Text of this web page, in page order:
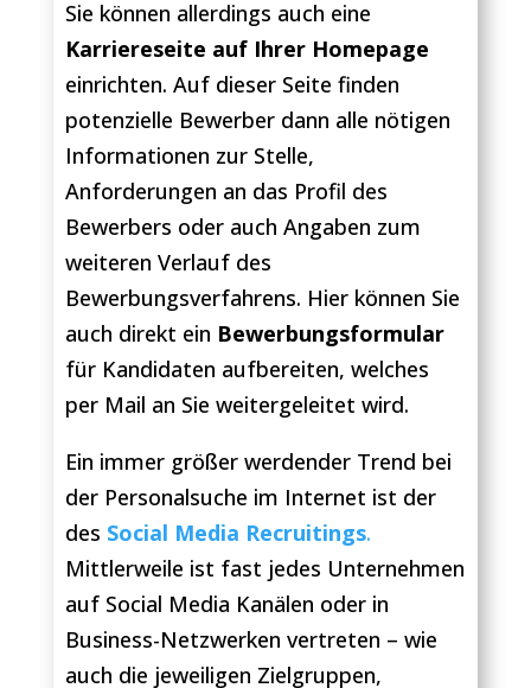
Sie können allerdings auch eine
Karriereseite auf Ihrer Homepage
einrichten. Auf dieser Seite finden
potenzielle Bewerber dann alle nötigen
Informationen zur Stelle,
Anforderungen an das Profil des
Bewerbers oder auch Angaben zum
weiteren Verlauf des
Bewerbungsverfahrens. Hier können Sie
auch direkt ein Bewerbungsformular
für Kandidaten aufbereiten, welches
per Mail an Sie weitergeleitet wird.
Ein immer größer werdender Trend bei
der Personalsuche im Internet ist der
des Social Media Recruitings.
Mittlerweile ist fast jedes Unternehmen
auf Social Media Kanälen oder in
Business-Netzwerken vertreten – wie
auch die jeweiligen Zielgruppen,